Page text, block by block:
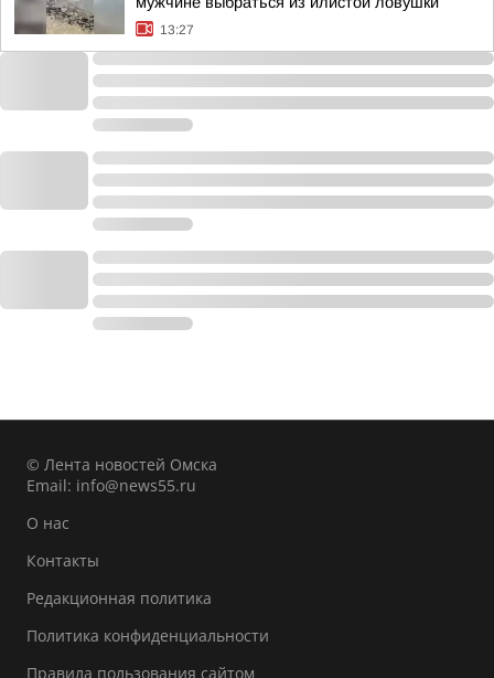
13:27
© Лента новостей Омска
Email: info@news55.ru
О нас
Контакты
Редакционная политика
Политика конфиденциальности
Правила пользования сайтом